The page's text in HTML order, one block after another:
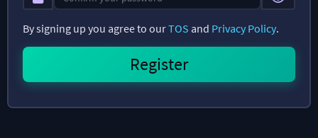
By signing up you agree to ourTOS and Privacy Policy.